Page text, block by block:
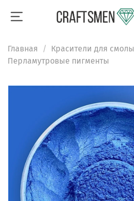
Главная Красители для смолы
Перламутровые пигменты